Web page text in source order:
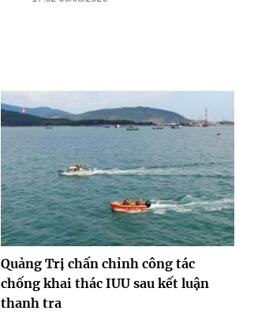
Quảng Trị chấn chỉnh công tác
chống khai thác IUU sau kết luận
thanh tra